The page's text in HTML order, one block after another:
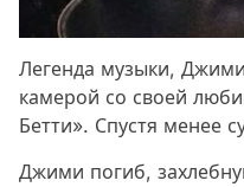
Легенда музыки,
камерой со своей
Бетти». Спустя менее
Джими погиб,